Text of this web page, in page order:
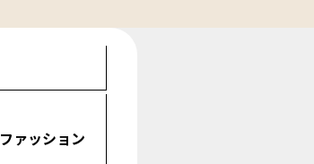
ファッション